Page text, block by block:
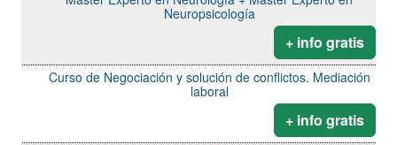
Neuropsicología
+ info gratis
Curso de Negociación y solución de conflictos. Mediación
laboral
+ info gratis